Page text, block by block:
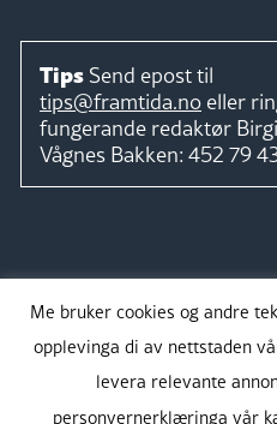
Tips Send epost til
tips@framtida.no eller
fungerande redaktør
Vågnes Bakken: 452 79
Me bruker cookies og andre
opplevinga di av nettstaden
levera relevante
personvernerklæringa vår